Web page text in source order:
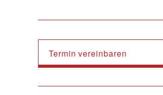
Termin vereinbaren